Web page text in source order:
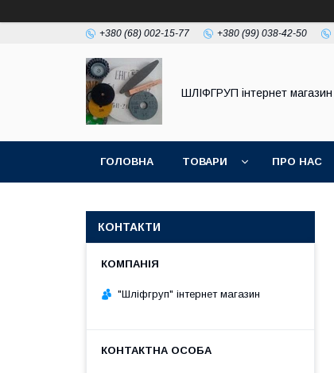
+380 (68) 002-15-77 +380 (99) 038-42-50
ШЛІФГРУП інтернет магазин
ГОЛОВНА ТОВАРИ ПРО НАС
КОНТАКТИ
"Шліфгруп" інтернет магазин